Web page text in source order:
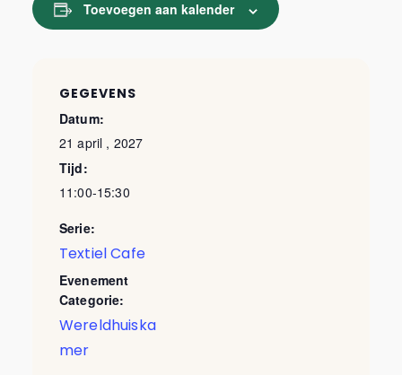
Toevoegen aan kalender
GEGEVENS
Datum:
21 april , 2027
Tijd:
11:00-15:30
Serie:
Textiel Cafe
Evenement
Categorie:
Wereldhuiska
mer